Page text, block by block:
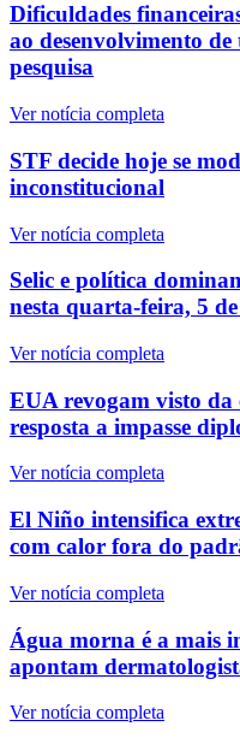
Dificuldades
ao desenvolvimento
pesquisa
Ver notícia completa
STF decide hoje se
inconstitucional
Ver notícia completa
Selic e política
nesta quarta-feira, 5
Ver notícia completa
EUA revogam visto
resposta a impasse
Ver notícia completa
El Niño intensifica
com calor fora do
Ver notícia completa
Água morna é a mais
apontam
Ver notícia completa